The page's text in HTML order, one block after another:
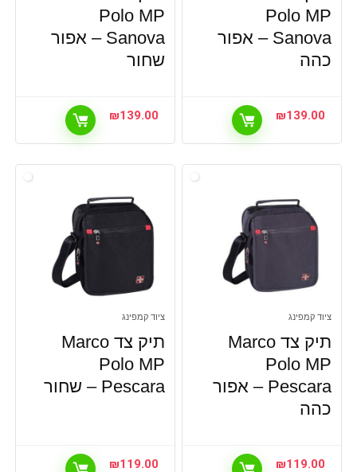
Polo MP
Sanova – אפור
כהה
₪139.00
Polo MP
Sanova – אפור
שחור
₪139.00
ציוד קמפינג
תיק צד Marco
Polo MP
Pescara – אפור
כהה
₪119.00
ציוד קמפינג
תיק צד Marco
Polo MP
Pescara – שחור
₪119.00